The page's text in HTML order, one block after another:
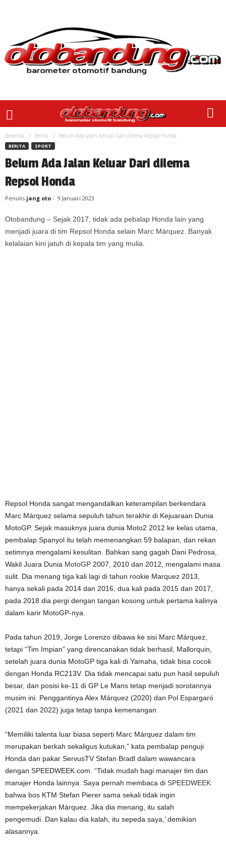
Beranda Berita Belum Ada Jalan Keluar Dari dilema Repsol Honda
BERITA SPORT
Belum Ada Jalan Keluar Dari dilema
Repsol Honda
Penulis jang oto - 9 Januari 2023
Otobandung – Sejak 2017, tidak ada pebalap Honda lain yang
menjadi juara di tim Repsol Honda selain Marc Márquez. Banyak
kelalaian kini jatuh di kepala tim yang mulia.
Repsol Honda sangat mengandalkan keterampilan berkendara
Marc Márquez selama sepuluh tahun terakhir di Kejuaraan Dunia
MotoGP. Sejak masuknya juara dunia Moto2 2012 ke kelas utama,
pembalap Spanyol itu telah memenangkan 59 balapan, dan rekan
setimnya mengalami kesulitan. Bahkan sang gagah Dani Pedrosa,
Wakil Juara Dunia MotoGP 2007, 2010 dan 2012, mengalami masa
sulit. Dia menang tiga kali lagi di tahun rookie Marquez 2013,
hanya sekali pada 2014 dan 2016, dua kali pada 2015 dan 2017,
pada 2018 dia pergi dengan tangan kosong untuk pertama kalinya
dalam karir MotoGP-nya.
Pada tahun 2019, Jorge Lorenzo dibawa ke sisi Marc Márquez,
tetapi “Tim Impian” yang direncanakan tidak berhasil, Mallorquin,
setelah juara dunia MotoGP tiga kali di Yamaha, tidak bisa cocok
dengan Honda RC213V. Dia tidak mencapai satu pun hasil sepuluh
besar, dan posisi ke-11 di GP Le Mans tetap menjadi sorotannya
musim ini. Penggantinya Alex Márquez (2020) dan Pol Espargaró
(2021 dan 2022) juga tetap tanpa kemenangan.
“Memiliki talenta luar biasa seperti Marc Márquez dalam tim
merupakan berkah sekaligus kutukan,” kata pembalap penguji
Honda dan pakar ServusTV Stefan Bradl dalam wawancara
dengan SPEEDWEEK.com. “Tidak mudah bagi manajer tim dan
manajer Honda lainnya. Saya pernah membaca di SPEEDWEEK
bahwa bos KTM Stefan Pierer sama sekali tidak ingin
mempekerjakan Márquez. Jika dia menang, itu salah
pengemudi. Dan kalau dia kalah, itu sepeda saya,’ demikian
alasannya.